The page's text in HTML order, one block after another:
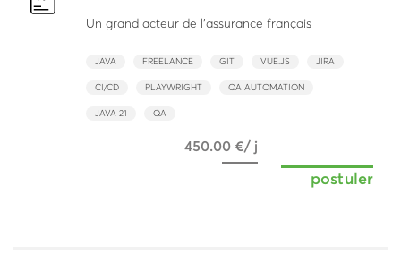
Un grand acteur de l’assurance français
JAVA FREELANCE GIT VUE.JS JIRA
CI/CD PLAYWRIGHT QA AUTOMATION
JAVA 21 QA
450.00 €/ j
postuler